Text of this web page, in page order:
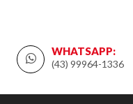
WHATSAPP:
(43) 99964-1336